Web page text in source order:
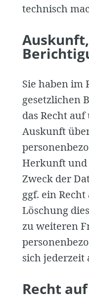
technisch
Sie haben im
gesetzlichen
das Recht
Auskunft
Herkunft und
Zweck der
ggf. ein
Löschung
zu weiteren
sich jederzeit
Recht